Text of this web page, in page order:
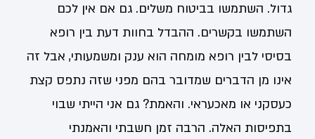
גדול. השתמשו בביטוח משלים. גם אם אין לכם
השתמשו בקשרים. ההבדל בחוות דעת בין רופא
בסיסי לבין רופא מומחה הוא ענק ומשמעותי, אבל זה
אינו מן הדברים שמדובר בהם מפני שזה נתפס קצת
כעסקני או מאכעראי. והאמת? גם אני הייתי שבוי
בתפיסות האלה. הרבה זמן חשבתי והאמנתי